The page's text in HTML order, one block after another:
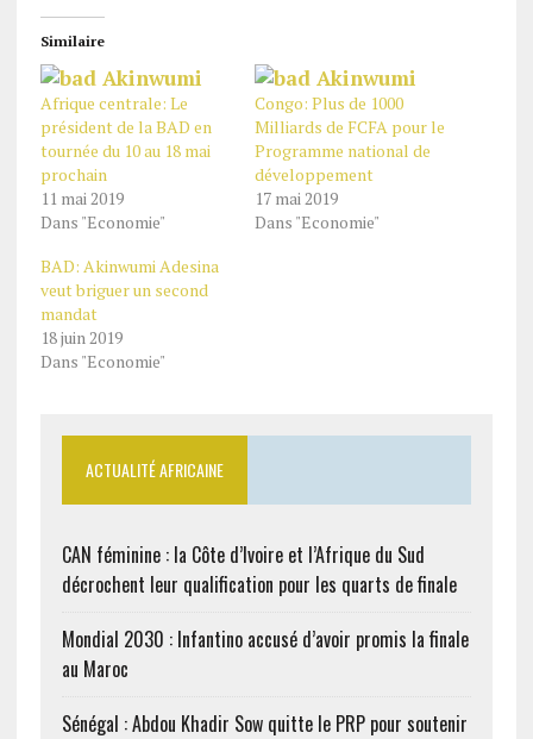
Similaire
Afrique centrale: Le
président de la BAD en
tournée du 10 au 18 mai
prochain
11 mai 2019
Dans "Economie"
Congo: Plus de 1000
Milliards de FCFA pour le
Programme national de
développement
17 mai 2019
Dans "Economie"
BAD: Akinwumi Adesina
veut briguer un second
mandat
18 juin 2019
Dans "Economie"
ACTUALITÉ AFRICAINE
CAN féminine : la Côte d’Ivoire et l’Afrique du Sud
décrochent leur qualification pour les quarts de finale
Mondial 2030 : Infantino accusé d’avoir promis la finale
au Maroc
Sénégal : Abdou Khadir Sow quitte le PRP pour soutenir